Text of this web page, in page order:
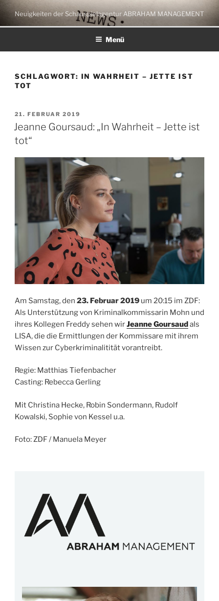
Zum
Inhalt
springen
Neuigkeiten der Schauspielagentur ABRAHAM MANAGEMENT
Menü
SCHLAGWORT: IN WAHRHEIT – JETTE IST
TOT
VERÖFFENTLICHT
AM
21. FEBRUAR 2019
Jeanne Goursaud: „In Wahrheit – Jette ist
tot“
Am Samstag, den 23. Februar 2019 um 20:15 im ZDF:
Als Unterstützung von Kriminalkommissarin Mohn und
ihres Kollegen Freddy sehen wirJeanne Goursaudals
LISA, die die Ermittlungen der Kommissare mit ihrem
Wissen zur Cyberkriminalitität vorantreibt.
Regie: Matthias Tiefenbacher
Casting: Rebecca Gerling
Mit Christina Hecke, Robin Sondermann, Rudolf
Kowalski, Sophie von Kessel u.a.
Foto: ZDF / Manuela Meyer